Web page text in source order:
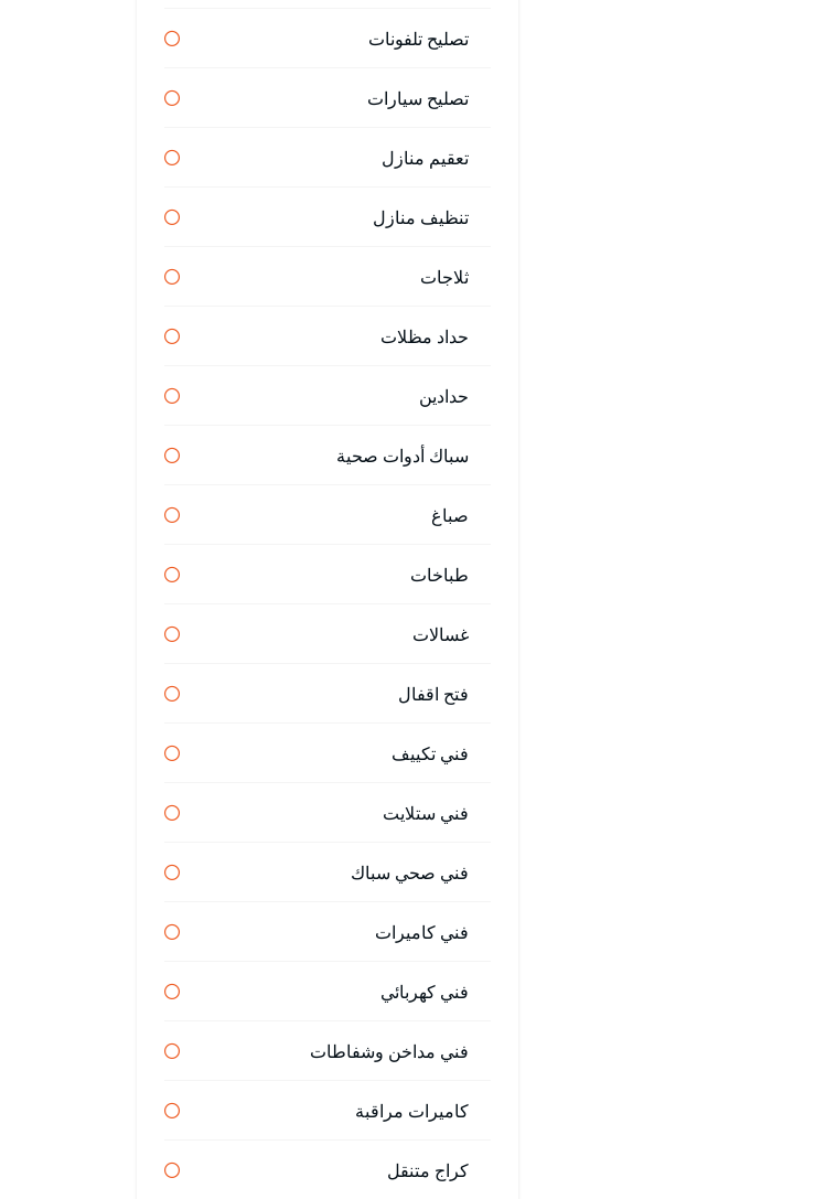
تصليح تلفونات
تصليح سيارات
تعقيم منازل
تنظيف منازل
ثلاجات
حداد مظلات
حدادين
سباك أدوات صحية
صباغ
طباخات
غسالات
فتح اقفال
فني تكييف
فني ستلايت
فني صحي سباك
فني كاميرات
فني كهربائي
فني مداخن وشفاطات
كاميرات مراقبة
كراج متنقل